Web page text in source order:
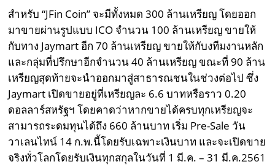
สำหรับ “JFin Coin” จะมีทั้งหมด 300 ล้านเหรียญ โดยออก
มาขายผ่านรูปแบบ ICO จำนวน 100 ล้านเหรียญ ขายให้
กับทาง Jaymart อีก 70 ล้านเหรียญ ขายให้กับงทีมงานหลัก
และกลุ่มที่ปรึกษาอีกจำนวน 40 ล้านเหรียญ ขณะที่ 90 ล้าน
เหรียญสุดท้ายจะนำออกมาสู่สาธารณชนในช่วงต่อไป ซึ่ง
Jaymart เปิดขายอยู่ที่เหรียญละ 6.6 บาทหรือราว 0.20
ดอลลาร์สหรัฐฯ โดยคาดว่าหากขายได้ครบทุกเหรียญจะ
สามารถระดมทุนได้ถึง 660 ล้านบาท เริ่ม Pre-Sale วัน
วาเลนไทน์ 14 ก.พ.นี้โดยรับเฉพาะเงินบาท และจะเปิดขาย
จริงทั่วโลกโดยรับเงินทุกสกุลในวันที่ 1 มี.ค. – 31 มี.ค.2561